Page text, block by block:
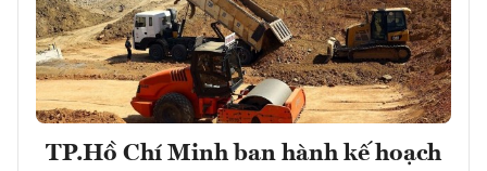
TP.Hồ Chí Minh ban hành kế hoạch